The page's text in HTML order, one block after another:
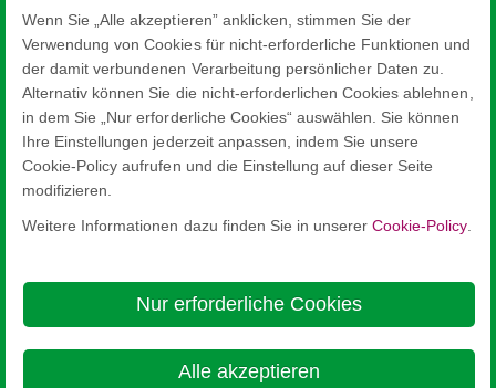
Das Glas mit selbstreinigenden Eigenschaften reduziert mit
Hilfe von Tageslicht organische Verschmutzungen und...
Head Office - 3-5-27 Mita Minato-ku Tokyo
Wenn Sie „Alle akzeptieren” anklicken, stimmen Sie der
Verwendung von Cookies für nicht-erforderliche Funktionen und
der damit verbundenen Verarbeitung persönlicher Daten zu.
Alternativ können Sie die nicht-erforderlichen Cookies ablehnen,
in dem Sie „Nur erforderliche Cookies“ auswählen. Sie können
Ihre Einstellungen jederzeit anpassen, indem Sie unsere
Cookie-Policy aufrufen und die Einstellung auf dieser Seite
modifizieren.
Weitere Informationen dazu finden Sie in unsererCookie-Policy.
Nur erforderliche Cookies
Alle akzeptieren